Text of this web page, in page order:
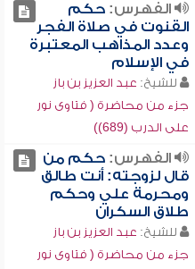
الفهرس:حكم
القنوت في صلاة الفجر
وعدد المذاهب المعتبرة
في الإسلام
للشيخ: عبد العزيز بن باز
جزء من محاضرة ( فتاوى نور
على الدرب (689))
الفهرس:حكم من
قال لزوجته: أنت طالق
ومحرمة علي وحكم
طلاق السكران
للشيخ: عبد العزيز بن باز
جزء من محاضرة ( فتاوى نور